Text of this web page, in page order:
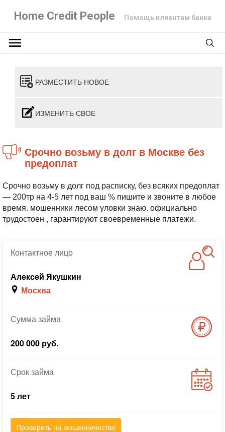
Home Credit People Помощь клиентам банка
РАЗМЕСТИТЬ НОВОЕ
ИЗМЕНИТЬ СВОЕ
Срочно возьму в долг в Москве без
предоплат
Срочно возьму в долг под расписку, без всяких предоплат
— 200тр на 4-5 лет под ваш % пишите и звоните в любое
время. мошенники лесом уловки знаю. официально
трудостоен , гарантируют своевременные платежи.
Контактноелицо
Алексей Якушкин
Москва
Суммазайма
200 000 руб.
Срокзайма
5 лет
Проверить на мошенничество